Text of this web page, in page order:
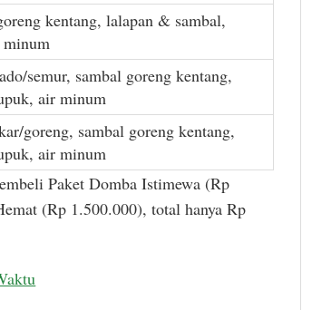
kentang, lalapan & sambal,
semur, sambal goreng kentang,
air minum
goreng, sambal goreng kentang,
air minum
Paket Domba Istimewa (Rp
(Rp 1.500.000), total hanya Rp